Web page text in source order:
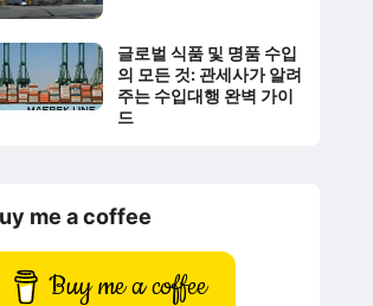
글로벌 식품 및 명품 수입
의 모든 것: 관세사가 알려
주는 수입대행 완벽 가이
드
me a coffee
Buy me a coffee